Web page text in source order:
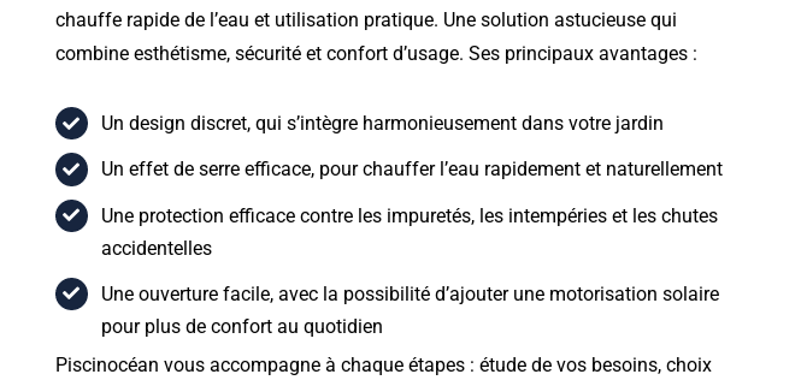
chauffe rapide de l’eau et utilisation pratique. Une solution astucieuse qui
combine esthétisme, sécurité et confort d’usage. Ses principaux avantages :
Un design discret, qui s’intègre harmonieusement dans votre jardin
Un effet de serre efficace, pour chauffer l’eau rapidement et naturellement
Une protection efficace contre les impuretés, les intempéries et les chutes
accidentelles
Une ouverture facile, avec la possibilité d’ajouter une motorisation solaire
pour plus de confort au quotidien
Piscinocéan vous accompagne à chaque étapes : étude de vos besoins, choix